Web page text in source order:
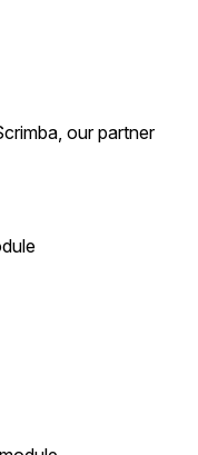
our partner